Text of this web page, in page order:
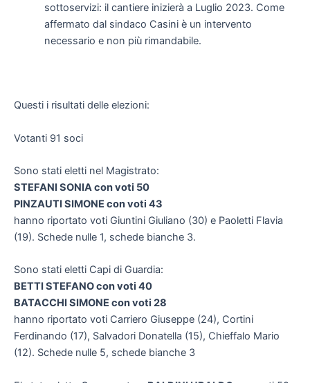
sottoservizi: il cantiere inizierà a Luglio 2023. Come
affermato dal sindaco Casini è un intervento
necessario e non più rimandabile.
Questi i risultati delle elezioni:
Votanti 91 soci
Sono stati eletti nel Magistrato:
STEFANI SONIA con voti 50
PINZAUTI SIMONE con voti 43
hanno riportato voti Giuntini Giuliano (30) e Paoletti Flavia
(19). Schede nulle 1, schede bianche 3.
Sono stati eletti Capi di Guardia:
BETTI STEFANO con voti 40
BATACCHI SIMONE con voti 28
hanno riportato voti Carriero Giuseppe (24), Cortini
Ferdinando (17), Salvadori Donatella (15), Chieffalo Mario
(12). Schede nulle 5, schede bianche 3